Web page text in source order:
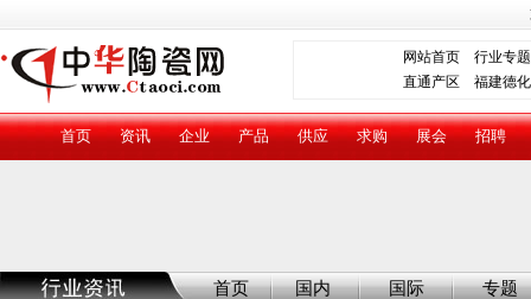
网站首页
行业专题
直通产区 福建德化
首页 资讯 企业 产品 供应 求购 展会 招聘
首页 国内 国际 专题